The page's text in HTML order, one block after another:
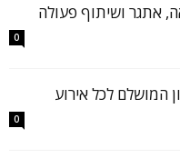
אתגר ושיתוף פעולה
0
המושלם לכל אירוע
0